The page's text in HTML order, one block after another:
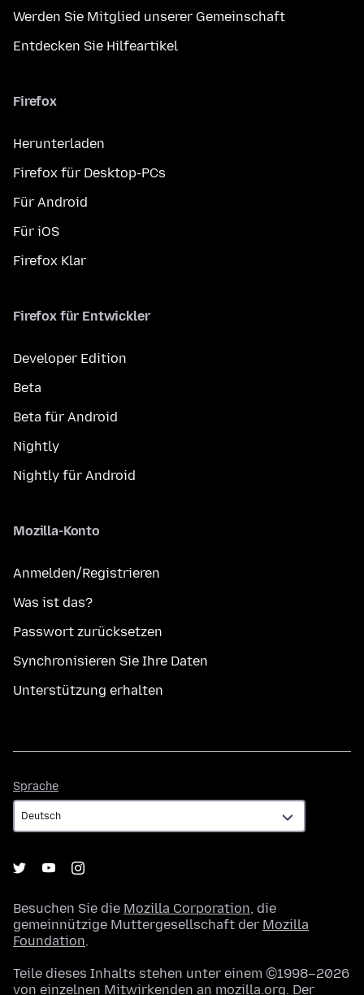
Werden Sie Mitglied unserer Gemeinschaft
Entdecken Sie Hilfeartikel
Firefox
Herunterladen
Firefox für Desktop-PCs
Für Android
Für iOS
Firefox Klar
Firefox für Entwickler
Developer Edition
Beta
Beta für Android
Nightly
Nightly für Android
Mozilla-Konto
Anmelden/Registrieren
Was ist das?
Passwort zurücksetzen
Synchronisieren Sie Ihre Daten
Unterstützung erhalten
Sprache
Besuchen Sie die Mozilla Corporation, die
gemeinnützige Muttergesellschaft der Mozilla
Foundation.
Teile dieses Inhalts stehen unter einem ©1998–2026
von einzelnen Mitwirkenden an mozilla.org. Der